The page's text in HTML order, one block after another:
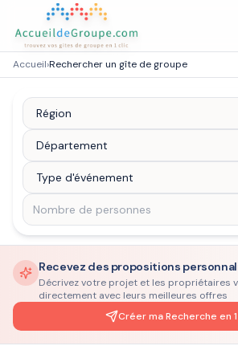
Accueil›Rechercher un gîte de groupe
Recevez des propositions
Décrivez votre projet et les propriétaires
directement avec leurs meilleures offres
Créer ma Recherche en